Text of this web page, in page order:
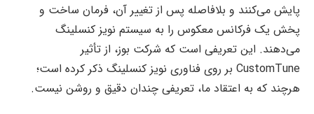
پایش می‌کنند و بلافاصله پس از تغییر آن، فرمان ساخت و
پخش یک فرکانس معکوس را به سیستم نویز کنسلینگ
می‌دهند. این تعریفی است که شرکت بوز، از تأثیر
CustomTune بر روی فناوری نویز کنسلینگ ذکر کرده است؛
هرچند که به اعتقاد ما، تعریفی چندان دقیق و روشن نیست.